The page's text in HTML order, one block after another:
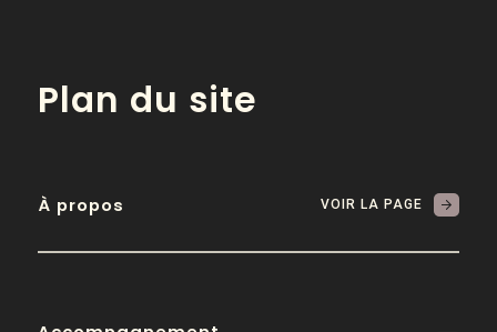
Plan du site
À propos VOIR LA PAGE